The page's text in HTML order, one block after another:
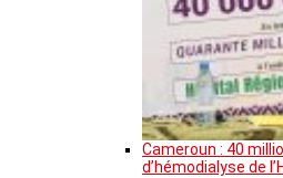
Cameroun : 40
d’hémodialyse de